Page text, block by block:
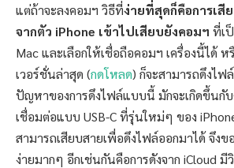
แต่ถ้าจะลงคอมฯ วิธีที่ง่ายที่สุดก็คือการเสี
จากตัว iPhone เข้าไปเสียบยังคอมฯ ที่เ
Mac และเลือกให้เชื่อถือคอมฯ เครื่องนี้ได้
เวอร์ชั่นล่าสุด (กดโหลด) ก็จะสามารถดึงไฟ
ปัญหาของการดึงไฟล์แบบนี้ มักจะเกิดขึ้นกั
เชื่อมต่อแบบ USB-C ที่รุ่นใหม่ๆ ของ
สามารถเสียบสายเพื่อดึงไฟล์ออกมาได้ จึง
ง่ายมากๆ อีกเช่นกันคือการดังจาก iCloud มี